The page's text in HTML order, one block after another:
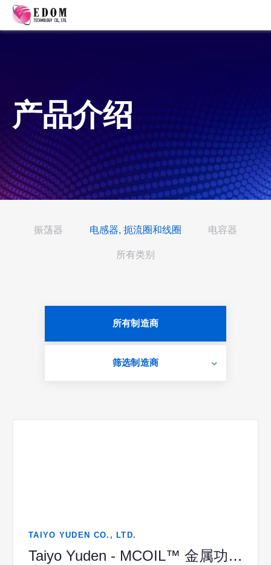
产品介绍
振荡器 电感器, 扼流圈和线圈 电容器
所有类别
所有制造商
筛选制造商
TAIYO YUDEN CO., LTD.
Taiyo Yuden - MCOIL™ 金属功率电感